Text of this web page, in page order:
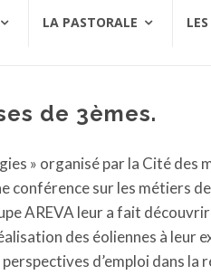
LA PASTORALE
de 3èmes.
» organisé par la Cité des
conférence sur les métiers
AREVA leur a fait
des éoliennes à leur
d’emploi dans la